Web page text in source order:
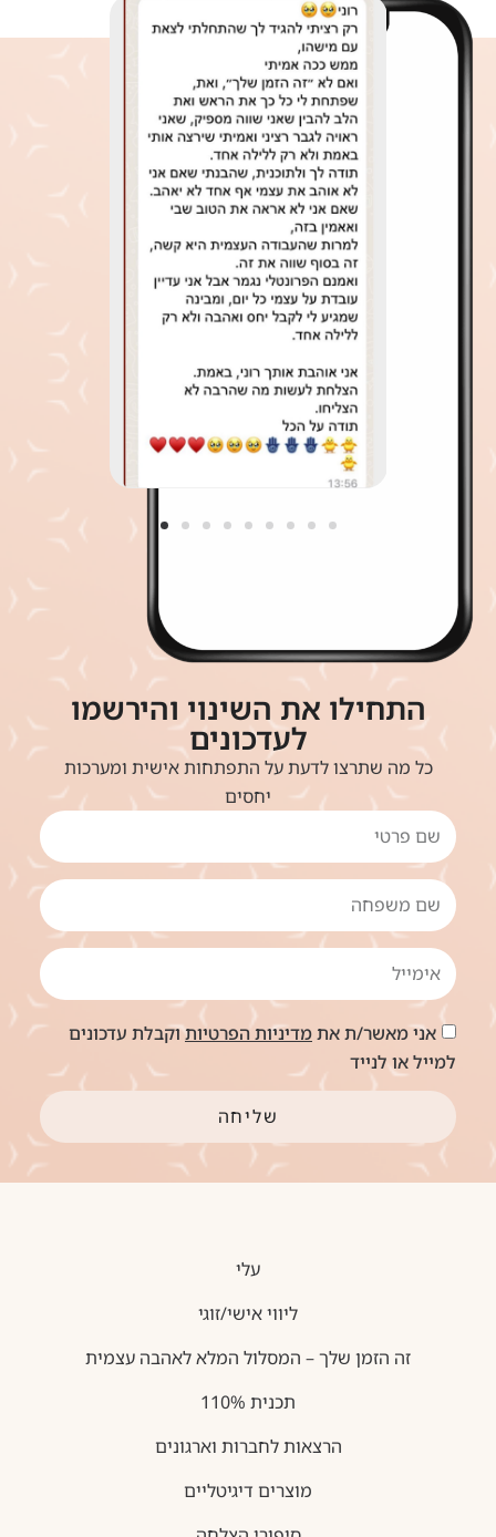
התחילו את השינוי והירשמו
לעדכונים
כל מה שתרצו לדעת על התפתחות אישית ומערכות
יחסים
אני מאשר/ת אתמדיניות הפרטיותוקבלת עדכונים
למייל או לנייד
שליחה
עלי
ליווי אישי/זוגי
זה הזמן שלך – המסלול המלא לאהבה עצמית
תכנית 110%
הרצאות לחברות וארגונים
מוצרים דיגיטליים